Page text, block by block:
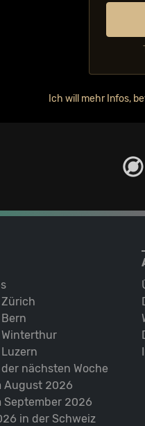
Ich will mehr Infos,
nächsten Woche
August 2026
September 2026
in der Schweiz